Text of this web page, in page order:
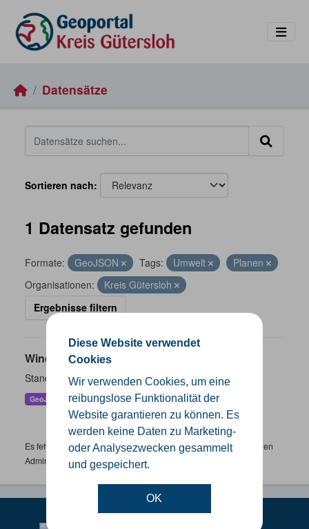
Diese Website verwendet
Cookies
Wir verwenden Cookies, um eine
reibungslose Funktionalität der
Website garantieren zu können. Es
werden keine Daten zu Marketing-
oder Analysezwecken gesammelt
und gespeichert.
OK
Datensätze
Sortieren nach
1 Datensatz gefunden
Formate: GeoJSON Tags: Umwelt
Planen
Organisationen:
Kreis Gütersloh
Ergebnisse filtern
Windenergieanlagen
Standorte der Windenergieanlagen im Kreis Gütersloh
GeoJSON KML SHP
Es fehlen spezifische Datensätze? Wenden Sie sich bitte an einen
Administrator unter:support.gis@kreis-guetersloh.de